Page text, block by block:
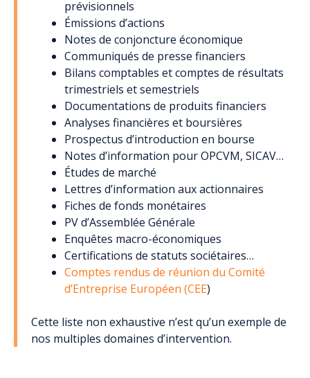
prévisionnels
Émissions d’actions
Notes de conjoncture économique
Communiqués de presse financiers
Bilans comptables et comptes de résultats
trimestriels et semestriels
Documentations de produits financiers
Analyses financières et boursières
Prospectus d’introduction en bourse
Notes d’information pour OPCVM, SICAV…
Études de marché
Lettres d’information aux actionnaires
Fiches de fonds monétaires
PV d’Assemblée Générale
Enquêtes macro-économiques
Certifications de statuts sociétaires…
Comptes rendus de réunion du Comité
d’Entreprise Européen (CEE)
Cette liste non exhaustive n’est qu’un exemple de
nos multiples domaines d’intervention.